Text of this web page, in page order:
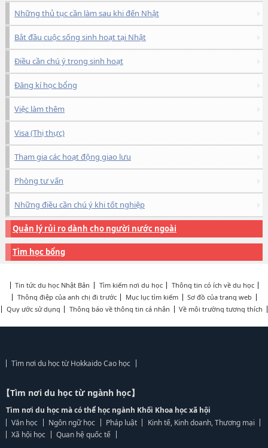
Những thủ tục cần làm sau khi đến Nhật
Bắt đầu cuộc sống sinh hoạt tại Nhật
Điều cần chú ý trong sinh hoạt
Đăng kí học bổng
Việc làm thêm
Visa (Thị thực)
Tham gia các hoạt động giao lưu
Phòng tư vấn
Những điều cần chú ý khi tốt nghiệp
Quản lý rủi ro dành cho người nước ngoài
Tìm học bổng
Tin tức du học Nhật Bản Tìm kiếm nơi du học
Thông tin có ích về du học
Thông điệp của anh chị đi trước
Mục lục tìm kiếm
Sơ đồ của trang web
Quy ước sử dụng
Thông báo về thông tin cá nhân Về môi trường tương thích
Tìm nơi du học từ Hokkaido Cao học
【Tìm nơi du học từ ngành học】
Tìm nơi du học mà có thể học ngành Khối Khoa học xã hội
Văn học
Ngôn ngữ học Pháp luật
Kinh tế, Kinh doanh, Thương mại
Xã hội học
Quan hệ quốc tế